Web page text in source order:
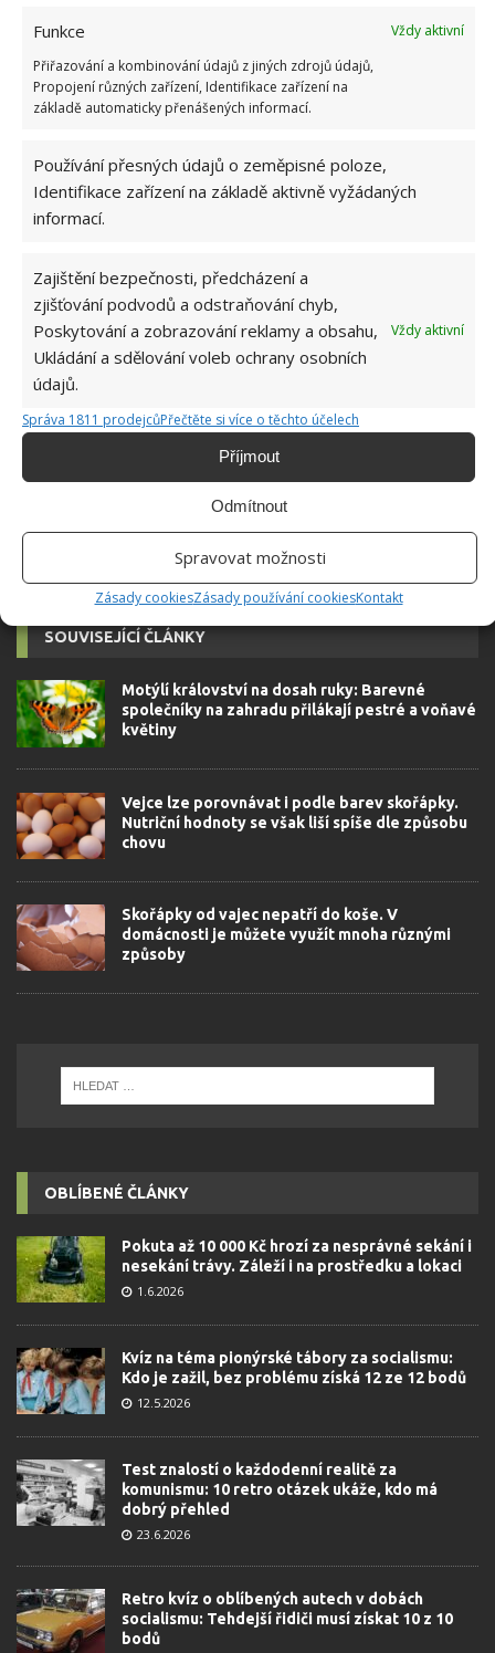
Funkce
Vždy aktivní
Přiřazování a kombinování údajů z jiných zdrojů údajů,
Propojení různých zařízení, Identifikace zařízení na
základě automaticky přenášených informací.
Používání přesných údajů o zeměpisné poloze,
Identifikace zařízení na základě aktivně vyžádaných
informací.
Zajištění bezpečnosti, předcházení a
zjišťování podvodů a odstraňování chyb,
Poskytování a zobrazování reklamy a obsahu,
Ukládání a sdělování voleb ochrany osobních
údajů.
Vždy aktivní
Správa 1811 prodejcůPřečtěte si více o těchto účelech
Příjmout
Odmítnout
Spravovat možnosti
Zásady cookiesZásady používání cookiesKontakt
Hana Musilová
přidala během svých studií a práce
redaktorky ji tak nadchla, že se
rozhodla zůstat. Její v...
autorovi]
SOUVISEJÍCÍ ČLÁNKY
Motýlí království na dosah ruky: Barevné
společníky na zahradu přilákají pestré a voňavé
květiny
Vejce lze porovnávat i podle barev skořápky.
Nutriční hodnoty se však liší spíše dle způsobu
chovu
Skořápky od vajec nepatří do koše. V
domácnosti je můžete využít mnoha různými
způsoby
OBLÍBENÉ ČLÁNKY
Pokuta až 10 000 Kč hrozí za nesprávné sekání i
nesekání trávy. Záleží i na prostředku a lokaci
1.6.2026
Kvíz na téma pionýrské tábory za socialismu:
Kdo je zažil, bez problému získá 12 ze 12 bodů
12.5.2026
Test znalostí o každodenní realitě za
komunismu: 10 retro otázek ukáže, kdo má
dobrý přehled
23.6.2026
Retro kvíz o oblíbených autech v dobách
socialismu: Tehdejší řidiči musí získat 10 z 10
bodů